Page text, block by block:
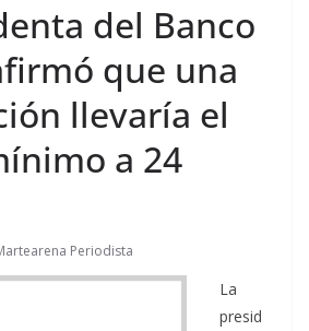
del Banco
que una
llevaría el
a 24
Periodista
La
presid